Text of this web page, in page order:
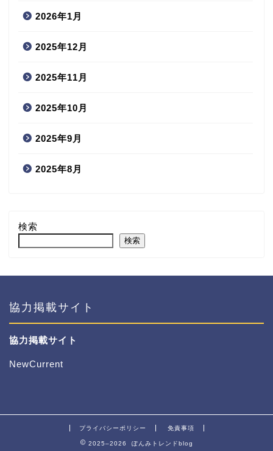
2026年1月
2025年12月
2025年11月
2025年10月
2025年9月
2025年8月
検索
検索
協力掲載サイト
協力掲載サイト
NewCurrent
プライバシーポリシー 免責事項
2025–2026 ぽんみトレンドblog